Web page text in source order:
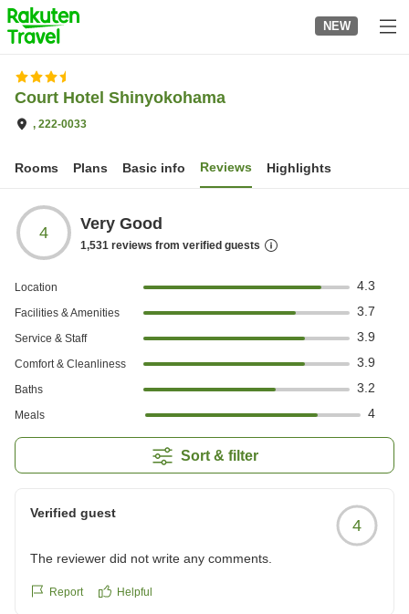
to
top
page
NEW
Court Hotel Shinyokohama
, 222-0033
Rooms Plans Basic info Reviews Highlights
4 Very Good
1,531 reviews from verified guests
Location 4.3
Facilities & Amenities 3.7
Service & Staff 3.9
Comfort & Cleanliness 3.9
Baths 3.2
Meals 4
Sort & filter
Verified guest
4
The reviewer did not write any comments.
Report Helpful